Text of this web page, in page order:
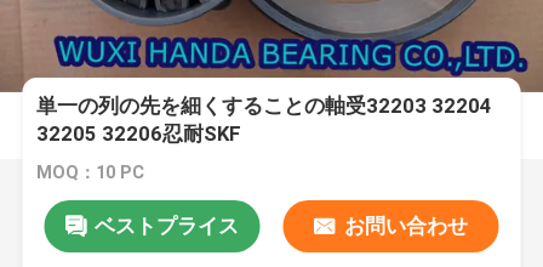
単一の列の先を細くすることの軸受32203 32204
32205 32206忍耐SKF
MOQ：10 PC
ベストプライス お問い合わせ